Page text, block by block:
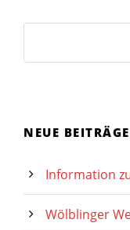
NEUE BEITRÄGE
Information
Wölblinger